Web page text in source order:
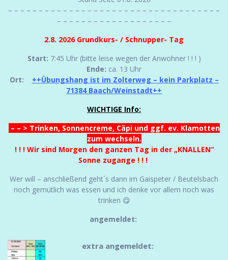
– – – – – – – – – – – – – – – – – – – – – – – – – – – – – – – – – – –
– – – – – – – – – – – – – – – – – – –
2.8. 2026 Grundkurs- / Schnupper- Tag
Start: 7:45 Uhr (bitte leise wegen der Anwohner ! ! ! )
Ende: ca. 13 Uhr
Ort:
++Übungshang ist im Zolterweg – kein Parkplatz –
71384 Baach/Weinstadt++
WICHTIGE Info:
– – > Trinken, Sonnencreme, Cäpi und ggf. ev. Klamotten
zum wechseln.
! ! ! Wir sind Morgen den ganzen Tag in der „KNALLEN“
Sonne zugange ! ! !
Wer will – anschließend geht´s dann im Gaispeter / Beutelsbach
noch gemütlich was essen und ich denke vor allem noch was
trinken 😋
angemeldet:
extra angemeldet: